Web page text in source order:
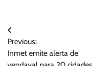
Navegação
de
Previous:
Inmet emite alerta de